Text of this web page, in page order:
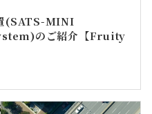
(SATS-MINI
のご紹介【Fruity